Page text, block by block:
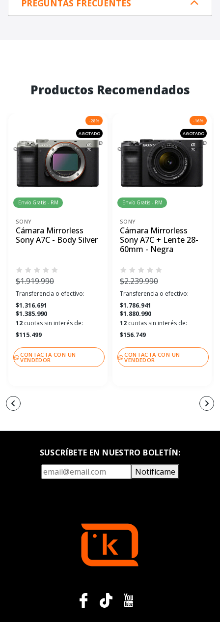
PREGUNTAS FRECUENTES
Productos Recomendados
-28%
AGOTADO
Envío Gratis - RM
SONY
Cámara Mirrorless
Sony A7C - Body Silver
$1.919.990
Transferencia o efectivo:
$1.316.691
$1.385.990
12 cuotas sin interés de:
$115.499
CONTACTA CON UN
VENDEDOR
-16%
AGOTADO
Envío Gratis - RM
SONY
Cámara Mirrorless
Sony A7C + Lente 28-
60mm - Negra
$2.239.990
Transferencia o efectivo:
$1.786.941
$1.880.990
12 cuotas sin interés de:
$156.749
CONTACTA CON UN
VENDEDOR
SUSCRÍBETE EN NUESTRO BOLETÍN:
Notifícame